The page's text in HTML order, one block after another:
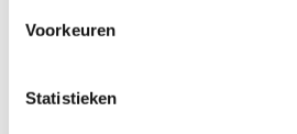
Voorkeuren
Statistieken